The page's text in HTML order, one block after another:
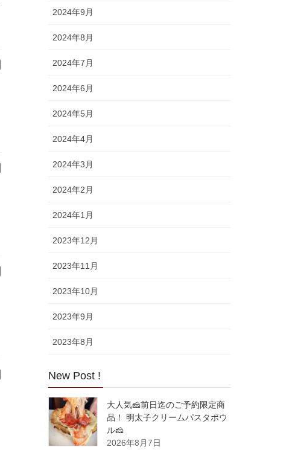
2024年9月
2024年8月
2024年7月
2024年6月
2024年5月
2024年4月
2024年3月
2024年2月
2024年1月
2023年12月
2023年11月
2023年10月
2023年9月
2023年8月
New Post !
大人気🧀前日迄のご予約限定商
品！ 明太子クリームパスタボウ
ル🧀
2026年8月7日